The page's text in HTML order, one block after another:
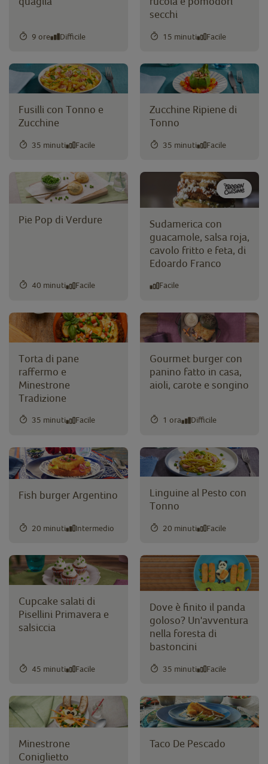
9 ore Difficile
secchi
15 minuti Facile
Fusilli con Tonno e
Zucchine
35 minuti Facile
Zucchine Ripiene di
Tonno
35 minuti Facile
Pie Pop di Verdure
40 minuti Facile
Sudamerica con
guacamole, salsa roja,
cavolo fritto e feta, di
Edoardo Franco
Facile
Torta di pane
raffermo e
Minestrone
Tradizione
35 minuti Facile
Gourmet burger con
panino fatto in casa,
aioli, carote e songino
1 ora Difficile
Fish burger Argentino
20 minuti Intermedio
Linguine al Pesto con
Tonno
20 minuti Facile
Cupcake salati di
Pisellini Primavera e
salsiccia
45 minuti Facile
Dove è finito il panda
goloso? Un'avventura
nella foresta di
bastoncini
35 minuti Facile
Minestrone
Coniglietto
Taco De Pescado